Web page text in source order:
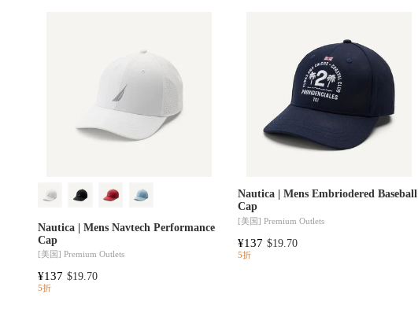
Nautica | Mens Navtech Performance
Cap
[美国] Premium Outlets
¥137 $19.70
5折
Nautica | Mens Embriodered Baseball
Cap
[美国] Premium Outlets
¥137 $19.70
5折